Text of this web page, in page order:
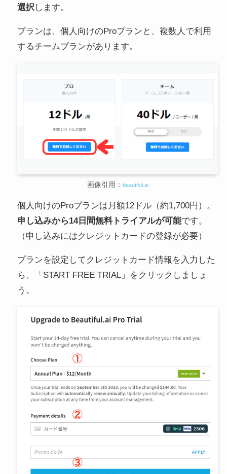
選択します。
プランは、個人向けのProプランと、複数人で利用
するチームプランがあります。
画像引用： beautiful.ai
個人向けのProプランは月額12ドル（約1,700円）。
申し込みから14日間無料トライアルが可能です。
（申し込みにはクレジットカードの登録が必要）
プランを設定してクレジットカード情報を入力した
ら、「START FREE TRIAL」をクリックしましょ
う。